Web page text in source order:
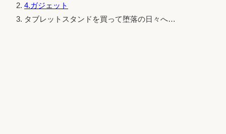
4.ガジェット
タブレットスタンドを買って堕落の日々へ…